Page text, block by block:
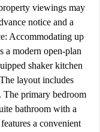
viewings may
notice and a
Accommodating up
a modern open-plan
shaker kitchen
layout includes
The primary bedroom
bathroom with a
a convenient